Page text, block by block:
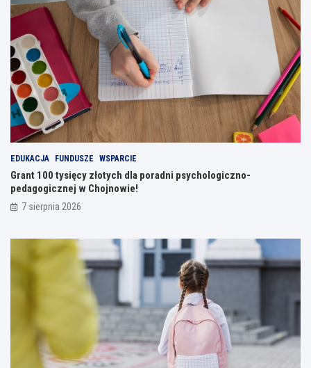
EDUKACJA FUNDUSZE WSPARCIE
Grant 100 tysięcy złotych dla poradni psychologiczno-
pedagogicznej w Chojnowie!
7 sierpnia 2026